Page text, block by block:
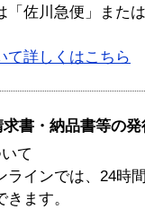
佐川急便」また
て詳しくはこちら
求書・納品書等の
て
ラインでは、24時
ます。